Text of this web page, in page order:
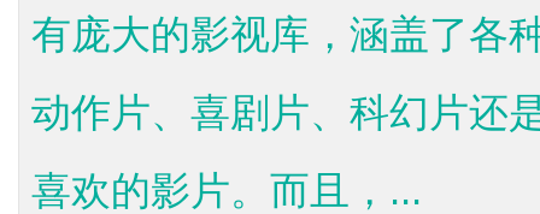
有庞大的影视库，涵盖了各
动作片、喜剧片、科幻片还
喜欢的影片。而且，...